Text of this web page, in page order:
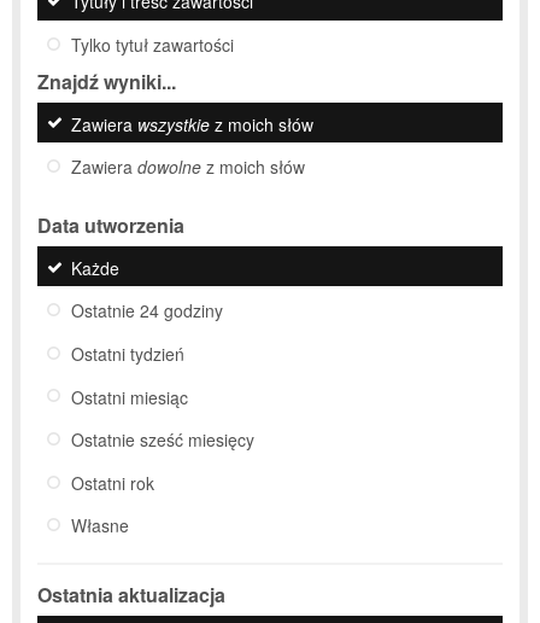
Tylko tytuł zawartości
Znajdź wyniki...
Zawiera wszystkie z moich słów
Zawiera dowolne z moich słów
Data utworzenia
Każde
Ostatnie 24 godziny
Ostatni tydzień
Ostatni miesiąc
Ostatnie sześć miesięcy
Ostatni rok
Własne
Ostatnia aktualizacja